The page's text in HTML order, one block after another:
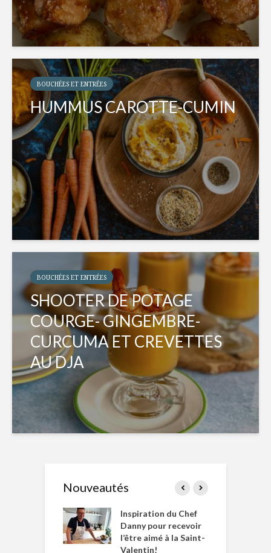
BOUCHÉES ET ENTRÉES
HUMMUS CAROTTE-CUMIN
BOUCHÉES ET ENTRÉES
SHOOTER DE POTAGE
COURGE- GINGEMBRE-
CURCUMA ET CREVETTES
AU DJA
Nouveautés
Inspiration du Chef
Danny pour recevoir
l’être aimé à la Saint-
Valentin!